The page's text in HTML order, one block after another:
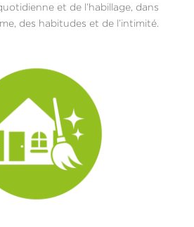
et de l’habillage, dans
des habitudes et de l’intimité.